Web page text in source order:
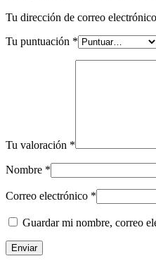
Tu dirección de correo
Tu puntuación *
Tu valoración *
Nombre *
Correo electrónico *
Guardar mi nombre, correo